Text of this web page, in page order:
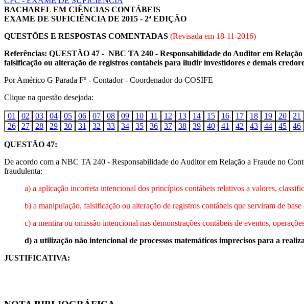
BACHAREL EM CIÊNCIAS CONTÁBEIS
EXAME DE SUFICIÊNCIA DE 2015 - 2ª EDIÇÃO
QUESTÕES E RESPOSTAS COMENTADAS (Revisada em 18-11-2016)
Referências: QUESTÃO 47 - NBC TA 240 - Responsabilidade do Auditor em
falsificação ou alteração de registros contábeis para iludir investidores e demais
Por Américo G Parada Fº - Contador - Coordenador do COSIFE
Clique na questão desejada:
01 02 03 04 05 06 07 08 09 10 11 12 13 14 15 16 17 18 19 20 21
26
27 28 29 30 31 32 33 34 35 36 37 38 39 40 41 42 43 44 45 46
QUESTÃO 47:
De acordo com a NBC TA 240 - Responsabilidade do Auditor em Relação a Fraude no
fraudulenta:
a) a aplicação incorreta intencional dos princípios contábeis relativos a valores,
b) a manipulação, falsificação ou alteração de registros contábeis que serviram de
c) a mentira ou omissão intencional nas demonstrações contábeis de eventos,
d) a utilização não intencional de processos matemáticos imprecisos para a
JUSTIFICATIVA: